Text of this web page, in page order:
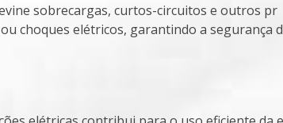
choques elétricos, garantindo a segurança d